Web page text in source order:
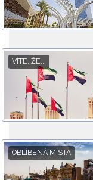
VÍTE, ŽE...
OBLÍBENÁ MÍSTA